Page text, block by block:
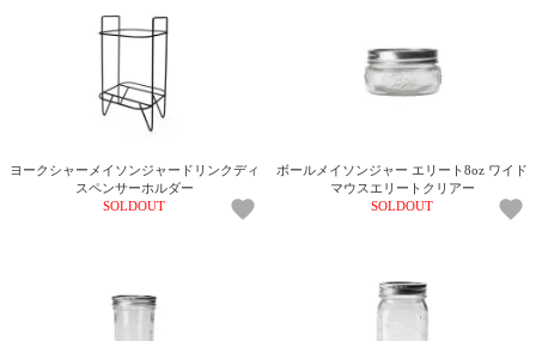
ヨークシャーメイソンジャードリンクディ
スペンサーホルダー
SOLDOUT
ボールメイソンジャー エリート8oz ワイド
マウスエリートクリアー
SOLDOUT